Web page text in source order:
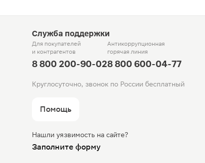
Служба поддержки
Для покупателей
и контрагентов
8 800 200-90-02
Антикоррупционная
горячая линия
8 800 600-04-77
Круглосуточно, звонок по России бесплатный
Помощь
Нашли уязвимость на сайте?
Заполните форму